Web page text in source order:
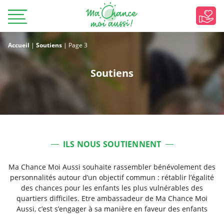
Accueil | Soutiens | Page 3
Soutiens
ILS NOUS SOUTIENNENT
Ma Chance Moi Aussi souhaite rassembler bénévolement des
personnalités autour d’un objectif commun : rétablir l’égalité
des chances pour les enfants les plus vulnérables des
quartiers difficiles. Etre ambassadeur de Ma Chance Moi
Aussi, c’est s’engager à sa manière en faveur des enfants